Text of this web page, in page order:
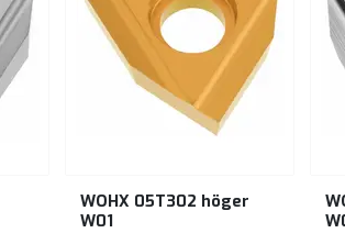
WOHX 05T302 höger
W01